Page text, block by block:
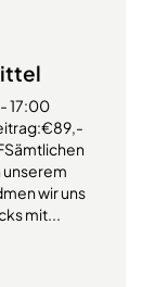
17:00
unserem
wir uns
mit...